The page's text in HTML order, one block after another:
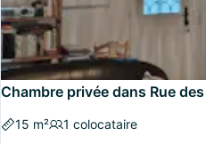
Chambre privée dans Rue
15 m² 1 colocataire